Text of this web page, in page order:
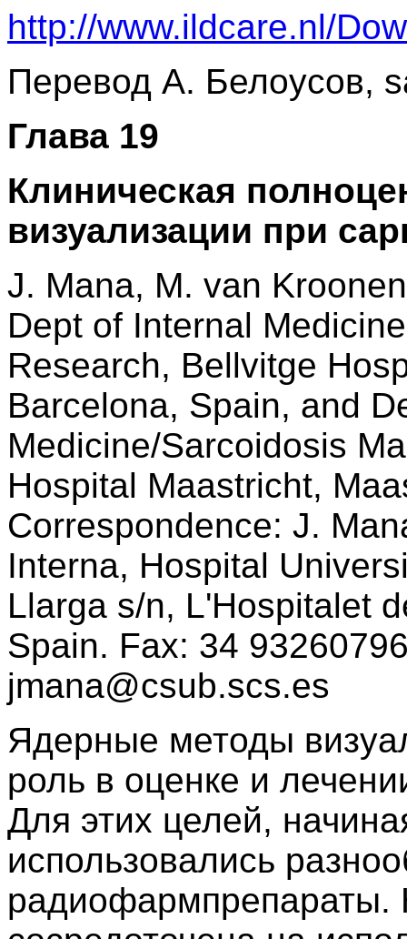
http://www.ildcare.nl/
Перевод А. Белоусов,
Глава 19
Клиническая
визуализации при
J. Mana, M. van
Dept of Internal
Research, Bellvitge
Barcelona, Spain, and
Medicine/Sarcoidosis
Hospital Maastricht,
Correspondence: J.
Interna, Hospital
Llarga s/n, L'Hospitalet
Spain. Fax: 34
jmana@csub.scs.es
Ядерные методы
роль в оценке и
Для этих целей,
использовались
радиофармпрепараты.